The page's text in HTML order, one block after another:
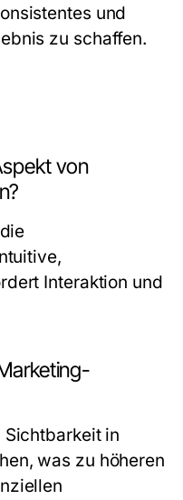
und
zu schaffen.
von
Interaktion und
Sichtbarkeit in
was zu höheren